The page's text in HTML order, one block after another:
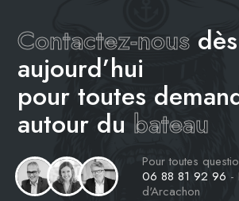
Contactez-nous dès
aujourd’hui
pour toutes
autour du bateau
Pour toutes
06 88 81 92 96 -
d'Arcachon